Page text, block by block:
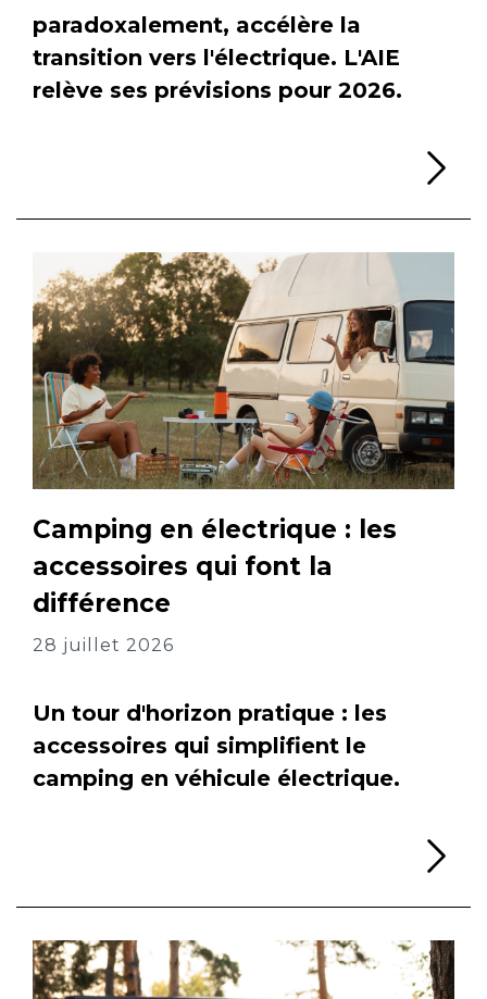
paradoxalement, accélère la
transition vers l'électrique. L'AIE
relève ses prévisions pour 2026.
Camping en électrique : les
accessoires qui font la
différence
28 juillet 2026
Un tour d'horizon pratique : les
accessoires qui simplifient le
camping en véhicule électrique.